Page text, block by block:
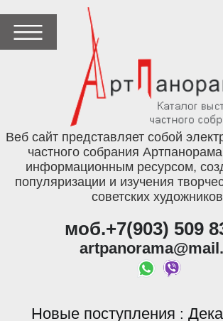
Веб сайт представляет собой
частного собрания
информационным ресурсом,
популяризации и изучения
советских
моб.+7(903) 509
Новые поступления :